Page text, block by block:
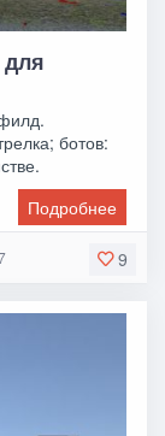
ботов:
Подробнее
9